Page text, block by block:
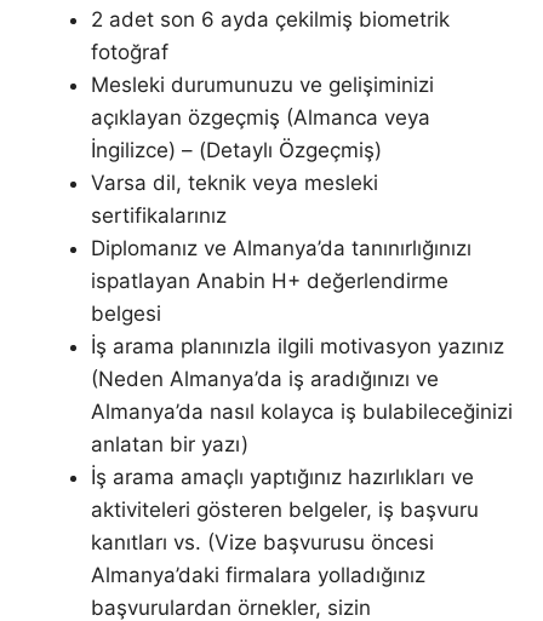
2 adet son 6 ayda çekilmiş biometrik
fotoğraf
Mesleki durumunuzu ve gelişiminizi
açıklayan özgeçmiş (Almanca veya
İngilizce) – (Detaylı Özgeçmiş)
Varsa dil, teknik veya mesleki
sertifikalarınız
Diplomanız ve Almanya’da tanınırlığınızı
ispatlayan Anabin H+ değerlendirme
belgesi
İş arama planınızla ilgili motivasyon yazınız
(Neden Almanya’da iş aradığınızı ve
Almanya’da nasıl kolayca iş bulabileceğinizi
anlatan bir yazı)
İş arama amaçlı yaptığınız hazırlıkları ve
aktiviteleri gösteren belgeler, iş başvuru
kanıtları vs. (Vize başvurusu öncesi
Almanya’daki firmalara yolladığınız
başvurulardan örnekler, sizin